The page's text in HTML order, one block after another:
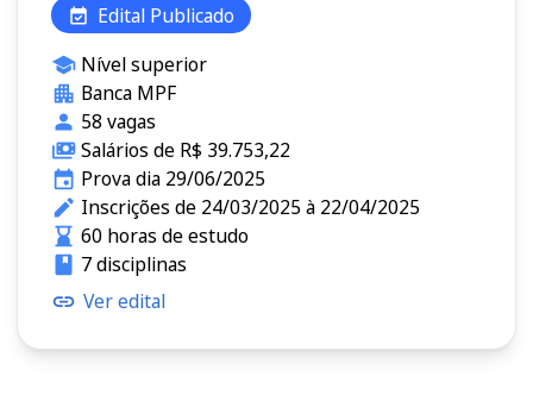
Edital Publicado
Nível superior
Banca MPF
58 vagas
Salários de R$ 39.753,22
Prova dia 29/06/2025
Inscrições de 24/03/2025 à 22/04/2025
60 horas de estudo
7 disciplinas
Ver edital